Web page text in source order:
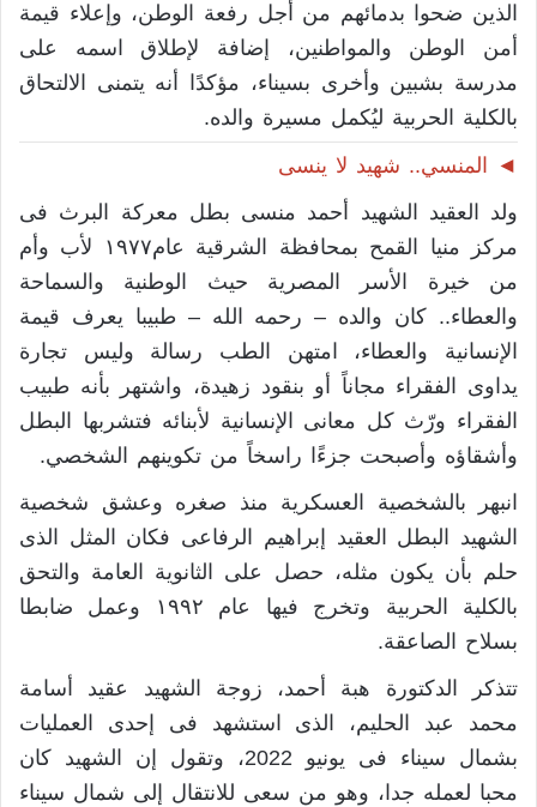
الذين ضحوا بدمائهم من أجل رفعة الوطن، وإعلاء قيمة
أمن الوطن والمواطنين، إضافة لإطلاق اسمه على
مدرسة بشبين وأخرى بسيناء، مؤكدًا أنه يتمنى الالتحاق
بالكلية الحربية ليُكمل مسيرة والده.
◄ المنسي.. شهيد لا ينسى
ولد العقيد الشهيد أحمد منسى بطل معركة البرث فى
مركز منيا القمح بمحافظة الشرقية عام١٩٧٧ لأب وأم
من خيرة الأسر المصرية حيث الوطنية والسماحة
والعطاء.. كان والده – رحمه الله – طبيبا يعرف قيمة
الإنسانية والعطاء، امتهن الطب رسالة وليس تجارة
يداوى الفقراء مجاناً أو بنقود زهيدة، واشتهر بأنه طبيب
الفقراء ورّث كل معانى الإنسانية لأبنائه فتشربها البطل
وأشقاؤه وأصبحت جزءًا راسخاً من تكوينهم الشخصي.
انبهر بالشخصية العسكرية منذ صغره وعشق شخصية
الشهيد البطل العقيد إبراهيم الرفاعى فكان المثل الذى
حلم بأن يكون مثله، حصل على الثانوية العامة والتحق
بالكلية الحربية وتخرج فيها عام ١٩٩٢ وعمل ضابطا
بسلاح الصاعقة.
تتذكر الدكتورة هبة أحمد، زوجة الشهيد عقيد أسامة
محمد عبد الحليم، الذى استشهد فى إحدى العمليات
بشمال سيناء فى يونيو 2022، وتقول إن الشهيد كان
محبا لعمله جدا، وهو من سعى للانتقال إلى شمال سيناء